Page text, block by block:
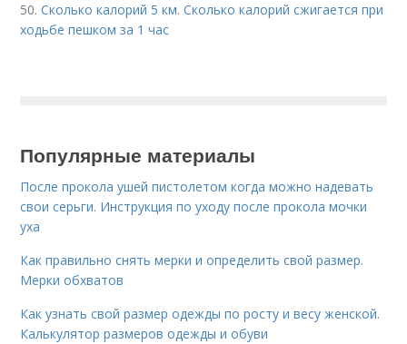
50.Сколько калорий 5 км. Сколько калорий сжигается при
ходьбе пешком за 1 час
Популярные материалы
После прокола ушей пистолетом когда можно надевать
свои серьги. Инструкция по уходу после прокола мочки
уха
Как правильно снять мерки и определить свой размер.
Мерки обхватов
Как узнать свой размер одежды по росту и весу женской.
Калькулятор размеров одежды и обуви